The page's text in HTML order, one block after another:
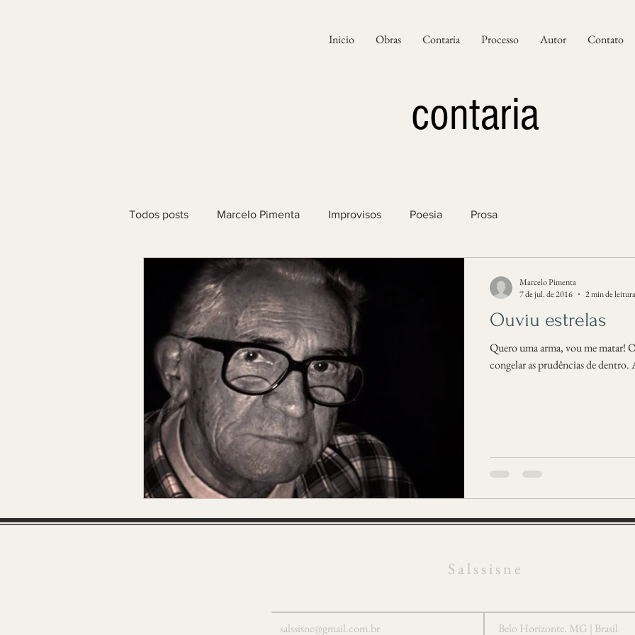
Inicio Obras Contaria Processo Autor Contato
contaria
Todos posts Marcelo Pimenta Improvisos Poesia Prosa
Ouviu estrelas
Quero uma arma, vou me matar!
congelar as prudências de
Marcelo Pimenta
7 de jul. de 2016
2 min de leitura
S a l s s i s n e
salssisne@gmail.com.br Belo Horizonte. MG | Brasil